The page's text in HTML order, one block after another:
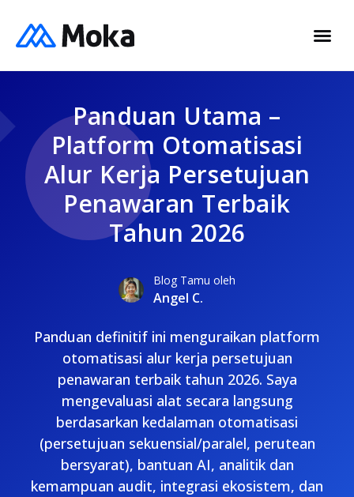
Panduan Utama –
Platform Otomatisasi
Alur Kerja Persetujuan
Penawaran Terbaik
Tahun 2026
Blog Tamu oleh
Angel C.
Panduan definitif ini menguraikan platform
otomatisasi alur kerja persetujuan
penawaran terbaik tahun 2026. Saya
mengevaluasi alat secara langsung
berdasarkan kedalaman otomatisasi
(persetujuan sekuensial/paralel, perutean
bersyarat), bantuan AI, analitik dan
kemampuan audit, integrasi ekosistem, dan